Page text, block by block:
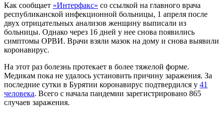
Как сообщает «Интерфакс» со ссылкой на главного врача
республиканской инфекционной больницы, 1 апреля после
двух отрицательных анализов женщину выписали из
больницы. Однако через 16 дней у нее снова появились
симптомы ОРВИ. Врачи взяли мазок на дому и снова выявили
коронавирус.
На этот раз болезнь протекает в более тяжелой форме.
Медикам пока не удалось установить причину заражения. За
последние сутки в Бурятии коронавирус подтвердился у 41
человека. Всего с начала пандемии зарегистрировано 865
случаев заражения.